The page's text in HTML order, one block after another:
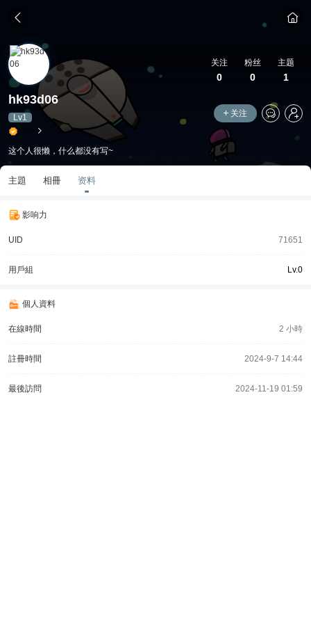
关注
0
粉丝
0
主题
1
hk93d06
Lv1 关注
这个人很懒，什么都没有写~
主題 相冊 资料
影响力
UID 71651
用戶組 Lv.0
個人資料
在線時間 2 小時
註冊時間 2024-9-7 14:44
最後訪問 2024-11-19 01:59